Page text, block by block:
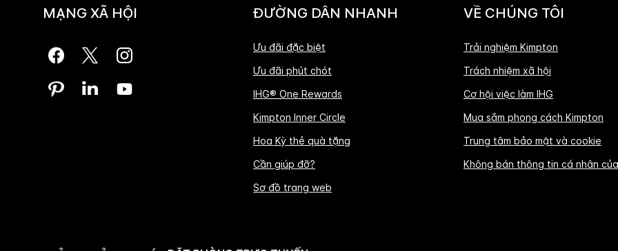
MẠNG XÃ HỘI ĐƯỜNG DẪN NHANH
Ưu đãi đặc biệt
Ưu đãi phút chót
IHG® One Rewards
Kimpton Inner Circle
Hoa Kỳ thẻ quà tặng
Cần giúp đỡ?
Sơ đồ trang web
VỀ CHÚNG TÔI
Trải nghiệm Kimpton
Trách nhiệm xã hội
Cơ hội việc làm IHG
Mua sắm phong cách Kimpton
Trung tâm bảo mật và cookie
Không bán thông tin cá nhân